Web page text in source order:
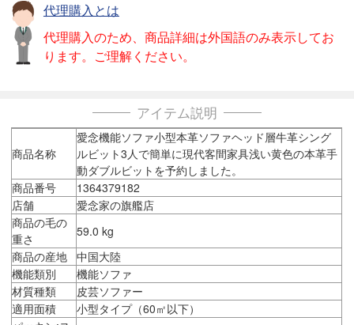
代理購入とは
代理購入のため、商品詳細は外国語のみ表示してお
ります。ご理解ください。
アイテム説明
商品名称
愛念機能ソファ小型本革ソファヘッド層牛革シング
ルビット3人で簡単に現代客間家具浅い黄色の本革手
動ダブルビットを予約しました。
商品番号
1364379182
店舗
愛念家の旗艦店
商品の毛の
重さ
59.0 kg
商品の産地
中国大陸
機能類別
機能ソファ
材質種類
皮芸ソファー
適用面積
小型タイプ（60㎡以下）